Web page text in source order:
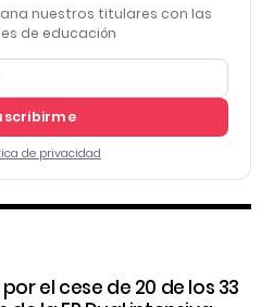
nuestros titulares con las
de educación
de privacidad
el cese de 20 de los 33